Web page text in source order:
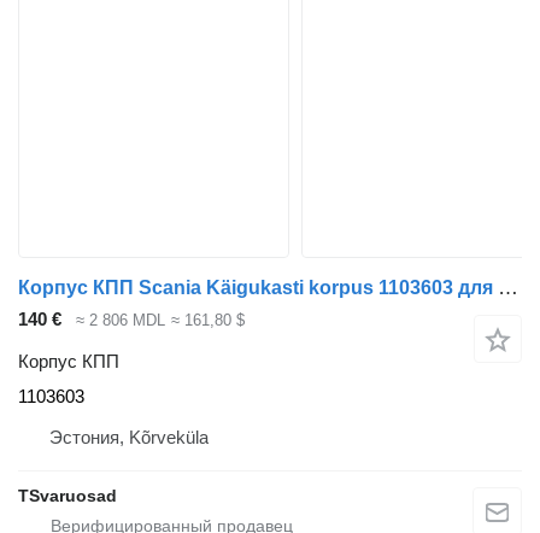
Корпус КПП Scania Käigukasti korpus 1103603 для тягача Scania
140 € ≈ 2 806 MDL ≈ 161,80 $
Корпус КПП
1103603
Эстония, Kõrveküla
TSvaruosad